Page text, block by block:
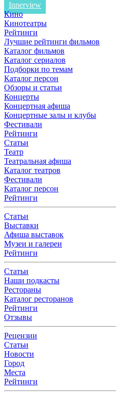
Innerview
Кино
Кинотеатры
Рейтинги
Лучшие рейтинги фильмов
Каталог фильмов
Каталог сериалов
Подборки по темам
Каталог персон
Обзоры и статьи
Концерты
Концертная афиша
Концертные залы и клубы
Фестивали
Рейтинги
Статьи
Театр
Театральная афиша
Каталог театров
Фестивали
Каталог персон
Рейтинги
Статьи
Выставки
Афиша выставок
Музеи и галереи
Рейтинги
Статьи
Наши подкасты
Рестораны
Каталог ресторанов
Рейтинги
Отзывы
Рецензии
Статьи
Новости
Город
Места
Рейтинги